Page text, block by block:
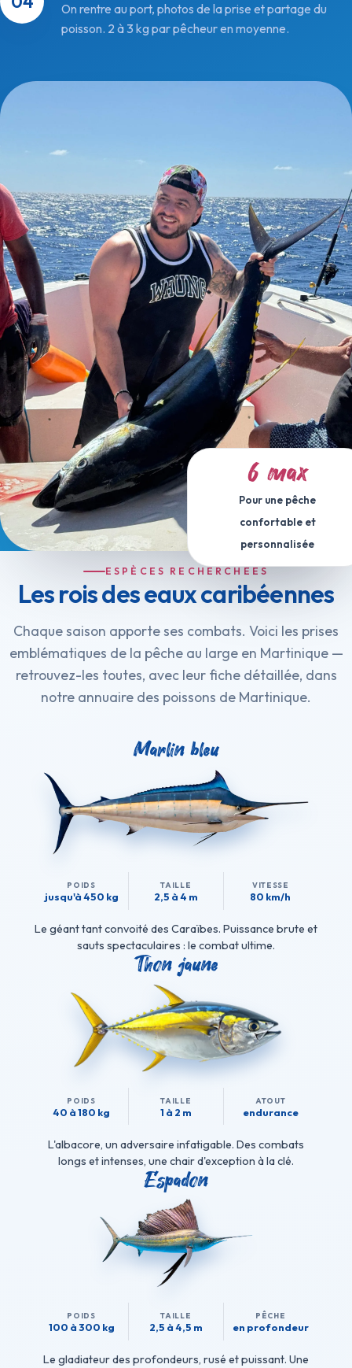
On rentre au port, photos de la prise et partage du
poisson. 2 à 3 kg par pêcheur en moyenne.
6 max
Pour une pêche
confortable et
personnalisée
ESPÈCES RECHERCHÉES
Les rois des eaux caribéennes
Chaque saison apporte ses combats. Voici les prises
emblématiques de la pêche au large en Martinique —
retrouvez-les toutes, avec leur fiche détaillée, dans
notre annuaire des poissons de Martinique.
Marlin bleu
POIDS
jusqu'à 450 kg
TAILLE
2,5 à 4 m
VITESSE
80 km/h
Le géant tant convoité des Caraïbes. Puissance brute et
sauts spectaculaires : le combat ultime.
Thon jaune
POIDS
40 à 180 kg
TAILLE
1 à 2 m
ATOUT
endurance
L'albacore, un adversaire infatigable. Des combats
longs et intenses, une chair d'exception à la clé.
Espadon
POIDS
100 à 300 kg
TAILLE
2,5 à 4,5 m
PÊCHE
en profondeur
Le gladiateur des profondeurs, rusé et puissant. Une